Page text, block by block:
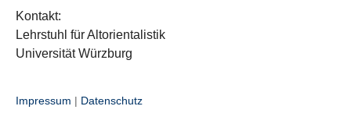
Kontakt:
Lehrstuhl für Altorientalistik
Universität Würzburg
Impressum | Datenschutz